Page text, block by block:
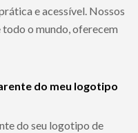
e acessível. Nossos
o mundo, oferecem
do meu logotipo
do seu logotipo de